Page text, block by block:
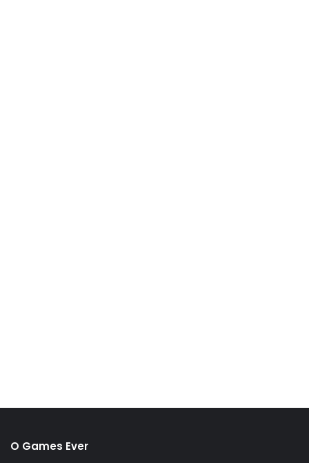
O Games Ever